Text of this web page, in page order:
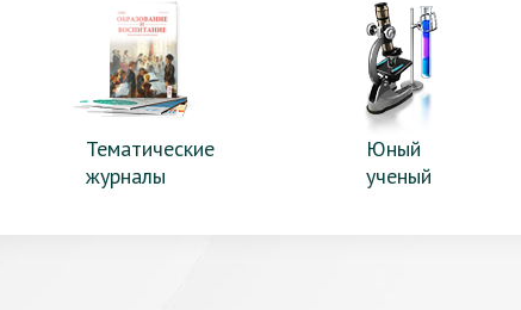
Тематические
журналы
Юный
ученый